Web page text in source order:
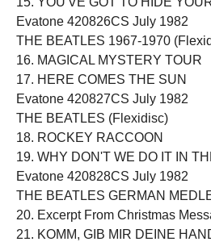
Evatone 420826CS July 1982
THE BEATLES 1967-1970
16. MAGICAL MYSTERY TOUR
17. HERE COMES THE SUN
Evatone 420827CS July 1982
THE BEATLES (Flexidisc)
18. ROCKEY RACCOON
19. WHY DON'T WE DO IT IN
Evatone 420828CS July 1982
THE BEATLES GERMAN
20. Excerpt From Christmas
21. KOMM, GIB MIR DEINE